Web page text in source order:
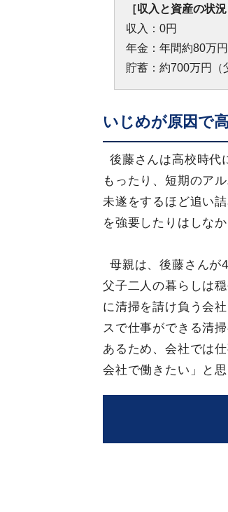
［収入と資産の状況
収入：0円
年金：年間約80万
貯蓄：約700万円（
いじめが原因で
後藤さんは高校時代
もったり、短期のア
未遂をするほど追い
を強要したりはしなか
母親は、後藤さんが
父子二人の暮らしは
に清掃を請け負う会
スで仕事ができる清
あるため、会社では
会社で働きたい」と